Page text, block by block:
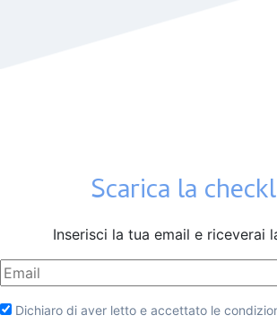
Scarica la
Inserisci la tua email e riceverai
Dichiaro di aver letto e accettato le